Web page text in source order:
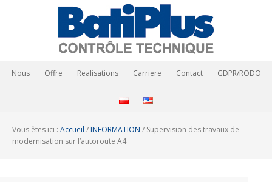
Nous Offre Realisations Carriere Contact GDPR/RODO
Vous êtes ici : Accueil / INFORMATION / Supervision des travaux de
modernisation sur l’autoroute A4